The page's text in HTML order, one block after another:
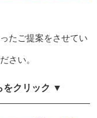
たご提案をさせてい
さい。
をクリック ▼